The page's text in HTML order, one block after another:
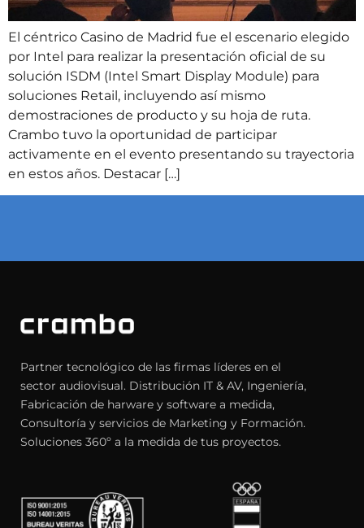
El céntrico Casino de Madrid fue el escenario elegido
por Intel para realizar la presentación oficial de su
solución ISDM (Intel Smart Display Module) para
soluciones Retail, incluyendo así mismo
demostraciones de producto y su hoja de ruta.
Crambo tuvo la oportunidad de participar
activamente en el evento presentando su trayectoria
en estos años. Destacar […]
Partner tecnológico de las firmas líderes en el
sector audiovisual. Distribución IT & AV, Ingeniería,
Fabricación de harware y software a medida,
Consultoría y servicios de Marketing y Formación.
Soluciones 360º a la medida de tus proyectos.